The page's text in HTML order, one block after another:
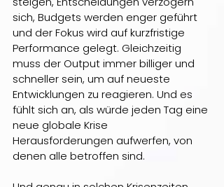
sich, Budgets werden enger geführt
und der Fokus wird auf kurzfristige
Performance gelegt. Gleichzeitig
muss der Output immer billiger und
schneller sein, um auf neueste
Entwicklungen zu reagieren. Und es
fühlt sich an, als würde jeden Tag eine
neue globale Krise
Herausforderungen aufwerfen, von
denen alle betroffen sind.